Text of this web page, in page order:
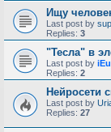
Ищу
Last post by
Replies: 3
"Тесла" в
Last post by
Replies: 2
Нейросети
Last post by
Replies: 27